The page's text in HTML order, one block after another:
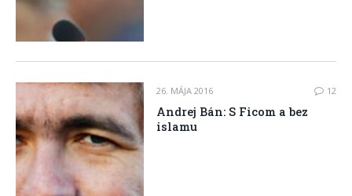
26. MÁJA 2016 12
Andrej Bán: S Ficom a bez
islamu